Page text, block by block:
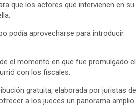
que los actores que intervienen en su
podía aprovecharse para introducir
el momento en que fue promulgado el
con los fiscales.
gratuita, elaborada por juristas de
a los jueces un panorama amplio